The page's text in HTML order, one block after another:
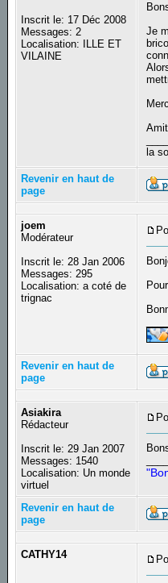
Inscrit le: 17 Déc 2008
Messages: 2
Localisation: ILLE ET
VILAINE
Je
la
Revenir en haut de
page
joem
Modérateur
Inscrit le: 28 Jan 2006
Messages: 295
Localisation: a coté de
trignac
Revenir en haut de
page
Asiakira
Rédacteur
Inscrit le: 29 Jan 2007
Messages: 1540
Localisation: Un monde
virtuel
Revenir en haut de
page
CATHY14